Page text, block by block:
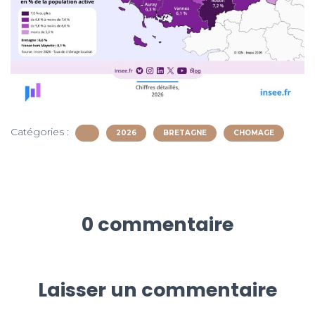
Catégories : 2026 BRETAGNE CHOMAGE
0 commentaire
Laisser un commentaire